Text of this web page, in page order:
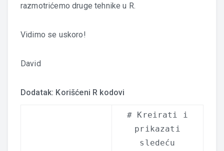
razmotrićemo druge tehnike u R.
Vidimo se uskoro!
David
Dodatak: Korišćeni R kodovi
# Kreirati i
prikazati
sledeću